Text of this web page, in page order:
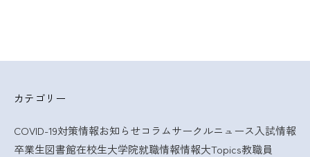
カテゴリー
COVID-19対策情報お知らせコラムサークルニュース入試情報
卒業生図書館在校生大学院就職情報情報大Topics教職員